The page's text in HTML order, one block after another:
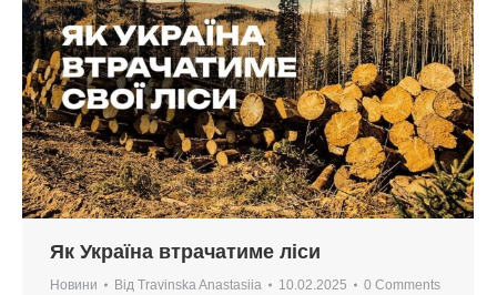
Як Україна втрачатиме ліси
Новини Від Travinska Anastasiia 10.02.2025 0 Comments